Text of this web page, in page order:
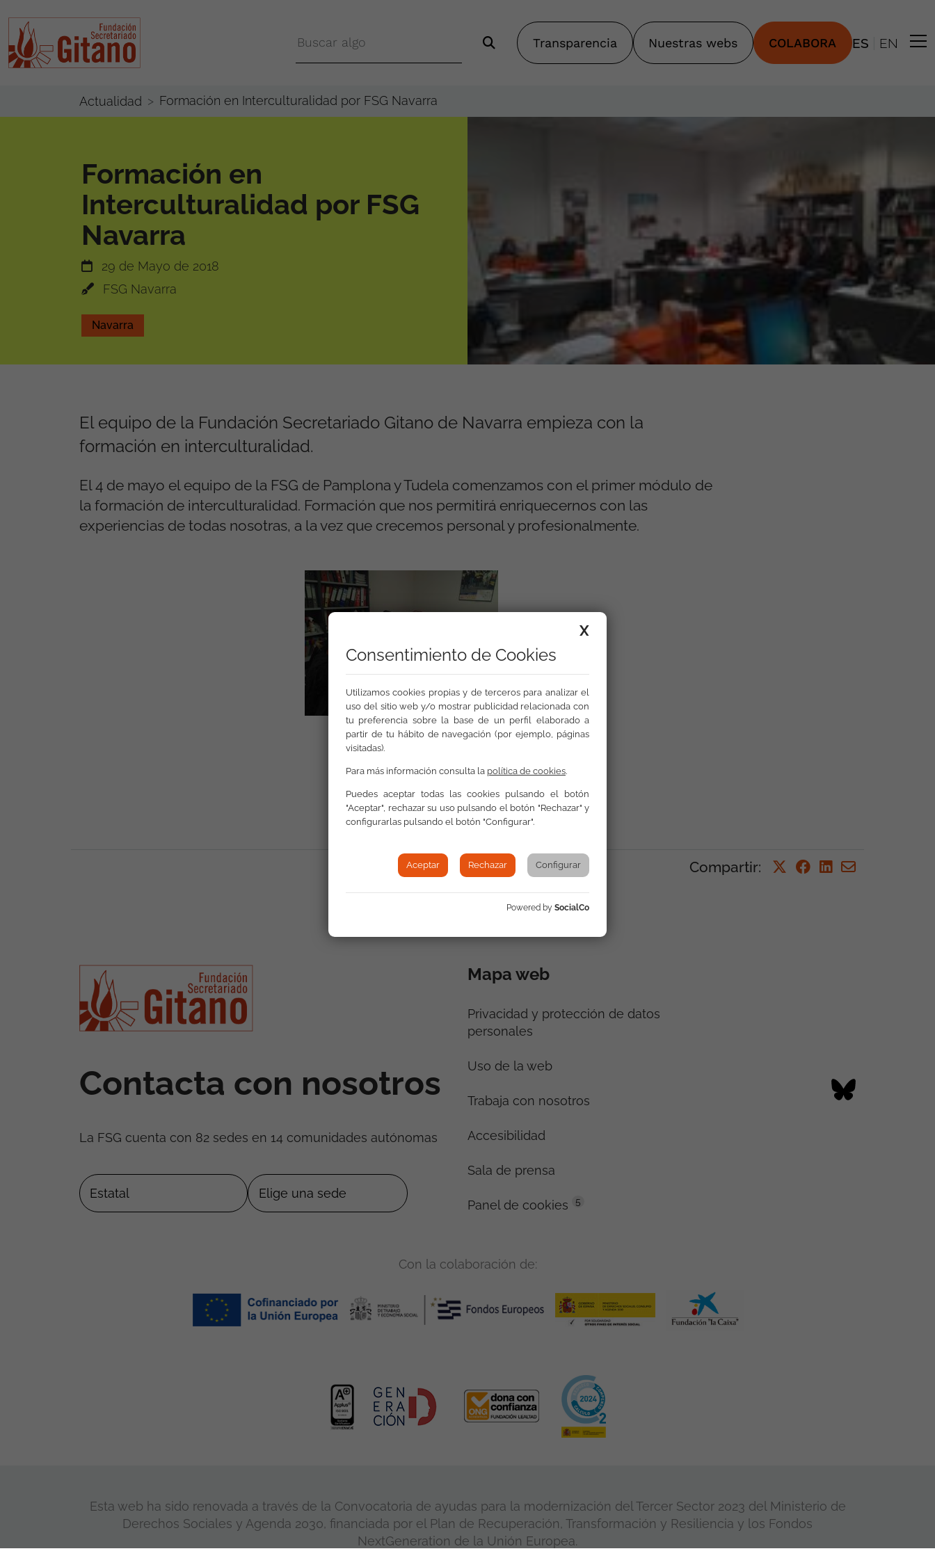
Transparencia Nuestras webs COLABORA ES EN
Actualidad Formación en Interculturalidad por FSG Navarra
Formación en
Interculturalidad por FSG
Navarra
29 de Mayo de 2018
FSG Navarra
Navarra
El equipo de la Fundación Secretariado Gitano de Navarra empieza con la
formación en interculturalidad.
El 4 de mayo el equipo de la FSG de Pamplona y Tudela comenzamos con el primer módulo de
la formación de interculturalidad. Formación que nos permitirá enriquecernos con las
experiencias de todas nosotras, a la vez que crecemos personal y profesionalmente.
Compartir:
Contacta con nosotros
La FSG cuenta con 82 sedes en 14 comunidades autónomas
Mapa web
Privacidad y protección de datos
personales
Uso de la web
Trabaja con nosotros
Accesibilidad
Sala de prensa
Panel de cookies 5
Con la colaboración de:
Esta web ha sido renovada a través de la Convocatoria de ayudas para la modernización del Tercer Sector 2023 del Ministerio de
Derechos Sociales y Agenda 2030, financiada por el Plan de Recuperación, Transformación y Resiliencia y los Fondos
NextGeneration de la Unión Europea.
X
Consentimiento de Cookies
Utilizamos cookies propias y de terceros para analizar el
uso del sitio web y/o mostrar publicidad relacionada con
tu preferencia sobre la base de un perfil elaborado a
partir de tu hábito de navegación (por ejemplo, páginas
visitadas).
Para más información consulta la política de cookies.
Puedes aceptar todas las cookies pulsando el botón
"Aceptar", rechazar su uso pulsando el botón "Rechazar" y
configurarlas pulsando el botón "Configurar".
Aceptar Rechazar Configurar
Powered by SocialCo